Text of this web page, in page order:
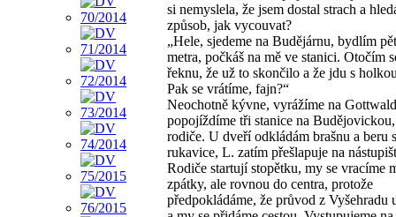
si nemyslela, že jsem dostal strach a
způsob, jak vycouvat?
„Hele, sjedeme na Budějárnu, bydlím
metra, počkáš na mě ve stanici. Otočím
řeknu, že už to skončilo a že jdu s
Pak se vrátíme, fajn?“
Neochotně kývne, vyrážíme na
popojíždíme tři stanice na
rodiče. U dveří odkládám brašnu a beru
rukavice, L. zatím přešlapuje na
Rodiče startují stopětku, my se vracíme
zpátky, ale rovnou do centra, protože
předpokládáme, že průvod z Vyšehradu